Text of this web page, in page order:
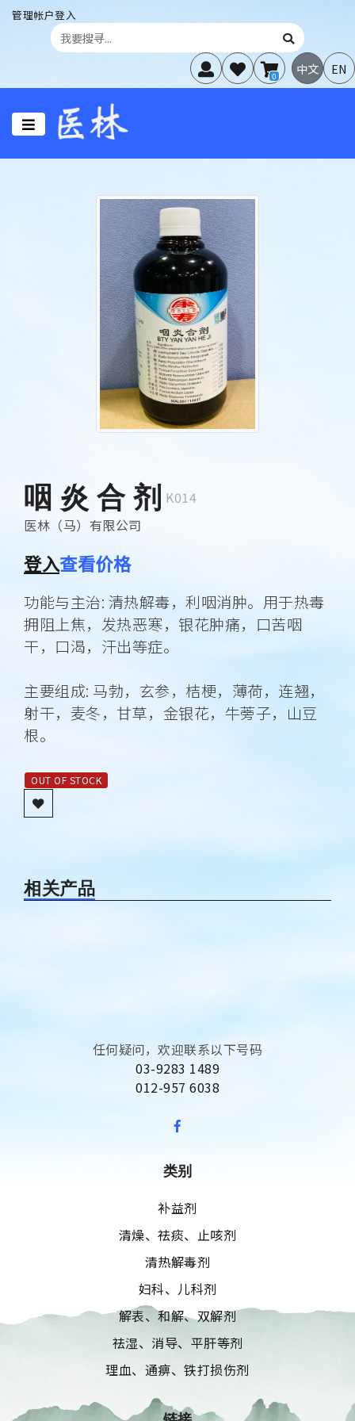
管理帐户登入
0 中文 EN
咽 炎 合 剂 K014
医林（马）有限公司
登入查看价格
功能与主治: 清热解毒，利咽消肿。用于热毒
拥阻上焦，发热恶寒，银花肿痛，口苦咽
干，口渴，汗出等症。
主要组成: 马勃，玄参，桔梗，薄荷，连翘，
射干，麦冬，甘草，金银花，牛蒡子，山豆
根。
OUT OF STOCK
相关产品
任何疑问，欢迎联系以下号码
03-9283 1489
012-957 6038
类别
补益剂
清燥、祛痰、止咳剂
清热解毒剂
妇科、儿科剂
解表、和解、双解剂
祛湿、消导、平肝等剂
理血、通痹、铁打损伤剂